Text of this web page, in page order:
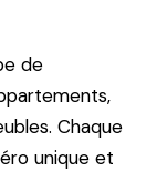
de
Chaque
unique et